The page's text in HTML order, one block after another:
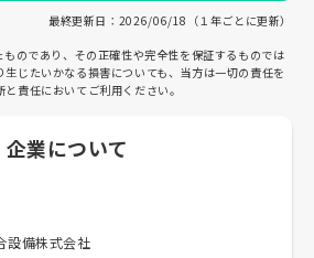
最終更新日：2026/06/18（１年ごとに更新）
のであり、その正確性や完全性を保証するものでは
じたいかなる損害についても、当方は一切の責任を
責任においてご利用ください。
企業について
設備株式会社